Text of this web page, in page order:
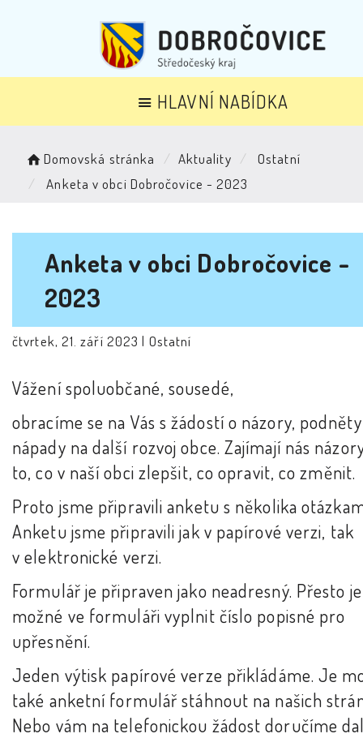
HLAVNÍ NABÍDKA
Domovská stránka Aktuality
Ostatní
Anketa v obci Dobročovice - 2023
Anketa v obci Dobročovice -
2023
čtvrtek, 21. září 2023 | Ostatní
Vážení spoluobčané, sousedé,
obracíme se na Vás s žádostí o názory,
nápady na další rozvoj obce. Zajímají nás
to, co v naší obci zlepšit, co opravit, co změnit.
Proto jsme připravili anketu s několika
Anketu jsme připravili jak v papírové verzi, tak
v elektronické verzi.
Formulář je připraven jako neadresný. Přesto je
možné ve formuláři vyplnit číslo popisné pro
upřesnění.
Jeden výtisk papírové verze přikládáme. Je
také anketní formulář stáhnout na našich
Nebo vám na telefonickou žádost doručíme